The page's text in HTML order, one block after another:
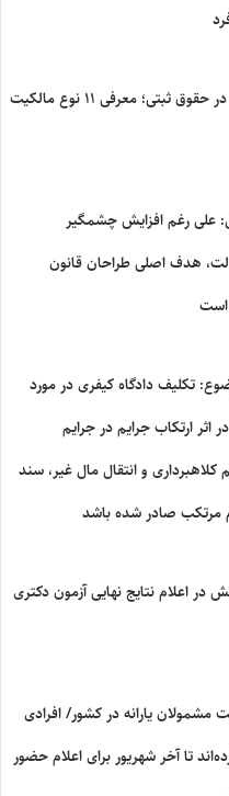
انواع مالکیت املاک در حقوق ثبتی؛ معرفی ۱۱ نوع مالکیت
علی رغم افزایش چشمگیر
هدف اصلی طراحان قانون
تکلیف دادگاه کیفری در مورد
اثر ارتکاب جرایم در جرایم
و انتقال مال غیر، سند
مرتکب صادر شده باشد
اعلام نتایج نهایی آزمون دکتری
مشمولان یارانه در کشور/ افرادی
تا آخر شهریور برای اعلام حضور